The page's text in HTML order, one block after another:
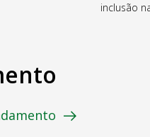
inclusão